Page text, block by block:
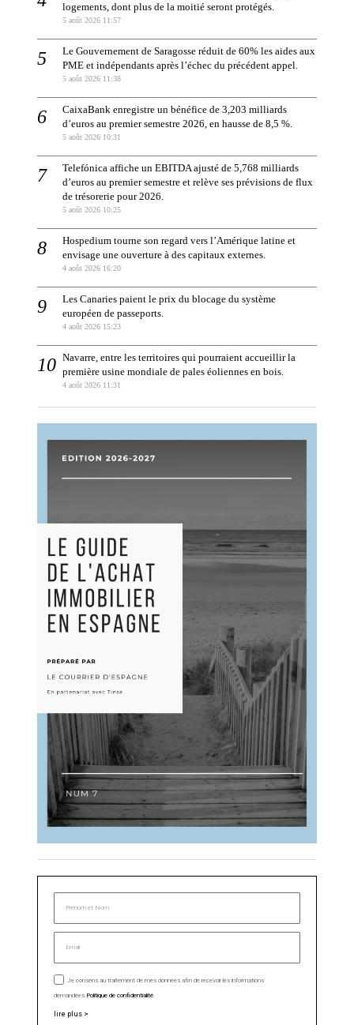
logements, dont plus de la moitié seront protégés.
5 août 2026 11:57
Le Gouvernement de Saragosse réduit de 60% les aides aux
PME et indépendants après l’échec du précédent appel.
5 août 2026 11:38
CaixaBank enregistre un bénéfice de 3,203 milliards
d’euros au premier semestre 2026, en hausse de 8,5 %.
5 août 2026 10:31
Telefónica affiche un EBITDA ajusté de 5,768 milliards
d’euros au premier semestre et relève ses prévisions de flux
de trésorerie pour 2026.
5 août 2026 10:25
Hospedium tourne son regard vers l’Amérique latine et
envisage une ouverture à des capitaux externes.
4 août 2026 16:20
Les Canaries paient le prix du blocage du système
européen de passeports.
4 août 2026 15:23
Navarre, entre les territoires qui pourraient accueillir la
première usine mondiale de pales éoliennes en bois.
4 août 2026 11:31
Je consens au traitement de mes données afin de recevoir les informations
demandées. Politique de confidentialité
lire plus >